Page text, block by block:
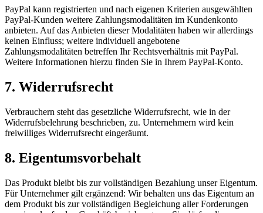
PayPal kann registrierten und nach eigenen Kriterien ausgewählten
PayPal-Kunden weitere Zahlungsmodalitäten im Kundenkonto
anbieten. Auf das Anbieten dieser Modalitäten haben wir allerdings
keinen Einfluss; weitere individuell angebotene
Zahlungsmodalitäten betreffen Ihr Rechtsverhältnis mit PayPal.
Weitere Informationen hierzu finden Sie in Ihrem PayPal-Konto.
7. Widerrufsrecht
Verbrauchern steht das gesetzliche Widerrufsrecht, wie in der
Widerrufsbelehrung beschrieben, zu. Unternehmern wird kein
freiwilliges Widerrufsrecht eingeräumt.
8. Eigentumsvorbehalt
Das Produkt bleibt bis zur vollständigen Bezahlung unser Eigentum.
Für Unternehmer gilt ergänzend: Wir behalten uns das Eigentum an
dem Produkt bis zur vollständigen Begleichung aller Forderungen